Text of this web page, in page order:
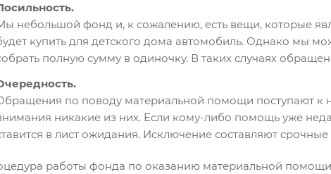
небольшой фонд и, к сожалению, есть вещи, которые
купить для детского дома автомобиль. Однако мы
полную сумму в одиночку. В таких случаях
по поводу материальной помощи поступают к
никакие из них. Если кому-либо помощь уже
в лист ожидания. Исключение составляют
работы фонда по оказанию материальной